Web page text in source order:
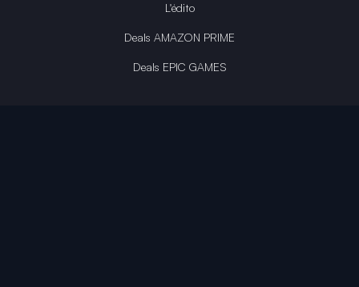
L'édito
Deals AMAZON PRIME
Deals EPIC GAMES